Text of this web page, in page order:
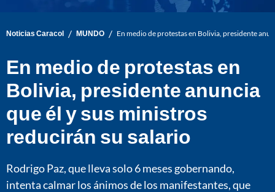
Noticias Caracol / MUNDO / En medio de protestas en Bolivia, presidente
En medio de protestas en
Bolivia, presidente anuncia
que él y sus ministros
reducirán su salario
Rodrigo Paz, que lleva solo 6 meses gobernando,
intenta calmar los ánimos de los manifestantes, que